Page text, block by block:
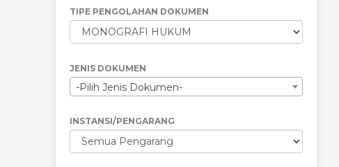
TIPE PENGOLAHAN DOKUMEN
JENIS DOKUMEN
-Pilih Jenis Dokumen-
INSTANSI/PENGARANG